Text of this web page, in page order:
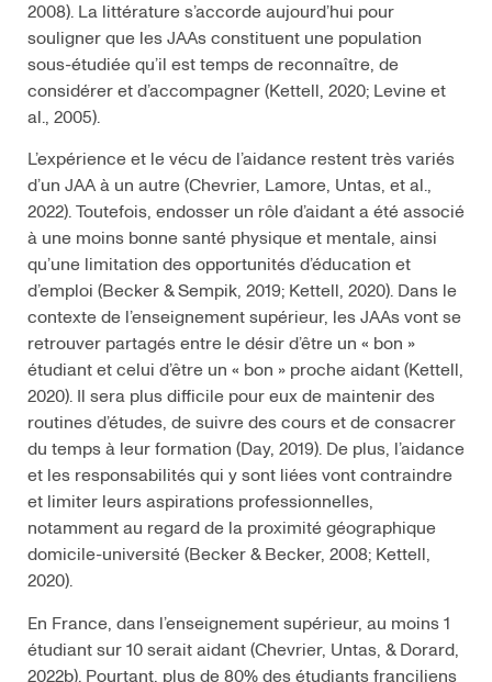
2008). La littérature s’accorde aujourd’hui pour
souligner que les JAAs constituent une population
sous-étudiée qu’il est temps de reconnaître, de
considérer et d’accompagner (Kettell, 2020; Levine et
al., 2005).
L’expérience et le vécu de l’aidance restent très variés
d’un JAA à un autre (Chevrier, Lamore, Untas, et al.,
2022). Toutefois, endosser un rôle d’aidant a été associé
à une moins bonne santé physique et mentale, ainsi
qu’une limitation des opportunités d’éducation et
d’emploi (Becker & Sempik, 2019; Kettell, 2020). Dans le
contexte de l’enseignement supérieur, les JAAs vont se
retrouver partagés entre le désir d’être un « bon »
étudiant et celui d’être un « bon » proche aidant (Kettell,
2020). Il sera plus difficile pour eux de maintenir des
routines d’études, de suivre des cours et de consacrer
du temps à leur formation (Day, 2019). De plus, l’aidance
et les responsabilités qui y sont liées vont contraindre
et limiter leurs aspirations professionnelles,
notamment au regard de la proximité géographique
domicile-université (Becker & Becker, 2008; Kettell,
2020).
En France, dans l’enseignement supérieur, au moins 1
étudiant sur 10 serait aidant (Chevrier, Untas, & Dorard,
2022b). Pourtant, plus de 80% des étudiants franciliens